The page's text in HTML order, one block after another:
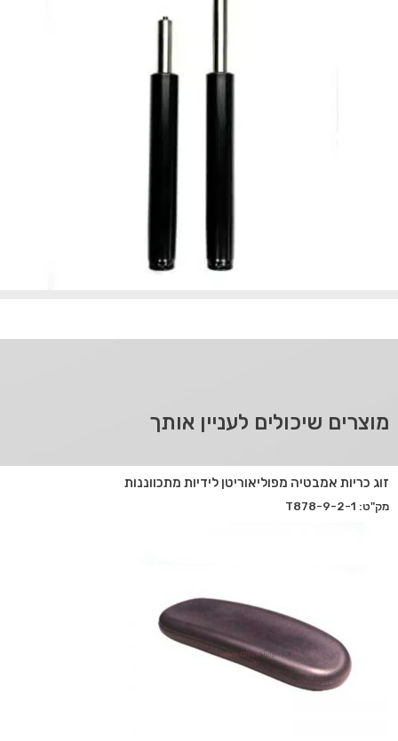
מוצרים שיכולים לעניין אותך
זוג כריות אמבטיה מפוליאוריטן לידיות מתכווננות
מק"ט: T878-9-2-1